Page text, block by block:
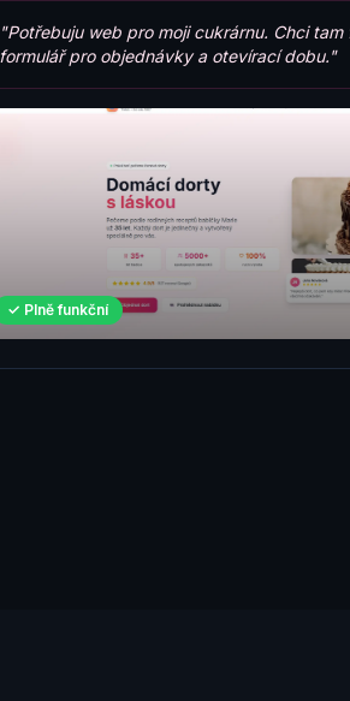
"Potřebuju web pro moji cukrárnu. Chci
formulář pro objednávky a otevírací dobu."
✓ Plně funkční